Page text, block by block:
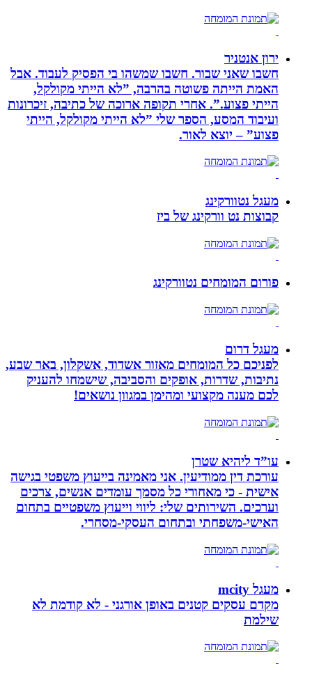
ירון אנטניר
חשבו שאני שבור. חשבו שמשהו בי הפסיק לעבוד. אבל
האמת הייתה פשוטה בהרבה, ”לא הייתי מקולקל,
הייתי פצוע.”. אחרי תקופה ארוכה של כתיבה, זיכרונות
ועיבוד המסע, הספר שלי ”לא הייתי מקולקל, הייתי
פצוע” – יוצא לאור.
מעגל נטוורקינג
קבוצות נט וורקינג של ביז
פורום המומחים נטוורקינג
מעגל דרום
לפניכם כל המומחים מאזור אשדוד, אשקלון, באר שבע,
נתיבות, שדרות, אופקים והסביבה, שישמחו להעניק
לכם מענה מקצועי ומהימן במגוון נושאים!
עו”ד ליהיא שטרן
עורכת דין ממודיעין. אני מאמינה בייעוץ משפטי בגישה
אישית - כי מאחורי כל מסמך עומדים אנשים, צרכים
וערכים. השירותים שלי: ליווי וייעוץ משפטיים בתחום
האישי-משפחתי ובתחום העסקי-מסחרי.
מעגל mcity
מקדם עסקים קטנים באופן אורגני - לא קודמת לא
שילמת